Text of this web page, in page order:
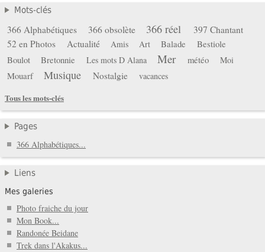
Mots-clés
366 Alphabétiques 366 obsolète 366 réel
397 Chantant
52 en Photos
Actualité Amis Art Balade
Bestiole
Boulot
Bretonnie Les mots D Alana Mer météo Moi
Mouarf Musique Nostalgie
vacances
Tous les mots-clés
Pages
366 Alphabétiques...
Liens
Mes galeries
Photo fraiche du jour
Mon Book...
Randonée Beidane
Trek dans l'Akakus...